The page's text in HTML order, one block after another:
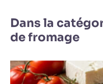
Dans la
de fromage